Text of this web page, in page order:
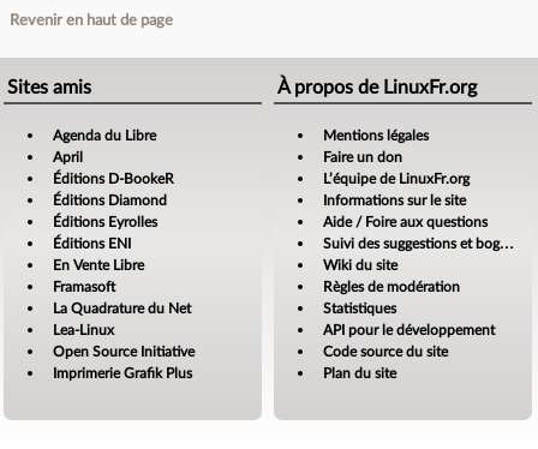
Revenir en haut de page
Sites amis
Agenda du Libre
April
Éditions D-BookeR
Éditions Diamond
Éditions Eyrolles
Éditions ENI
En Vente Libre
Framasoft
La Quadrature du Net
Lea-Linux
Open Source Initiative
Imprimerie Grafik Plus
À propos de LinuxFr.org
Mentions légales
Faire un don
L’équipe de LinuxFr.org
Informations sur le site
Aide / Foire aux questions
Suivi des suggestions et bogues
Wiki du site
Règles de modération
Statistiques
API pour le développement
Code source du site
Plan du site